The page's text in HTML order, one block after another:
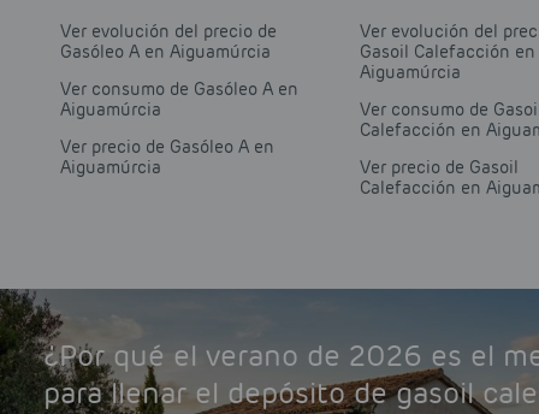
Ver evolución del precio de
Gasóleo A en Aiguamúrcia
Ver consumo de Gasóleo A en
Aiguamúrcia
Ver precio de Gasóleo A en
Aiguamúrcia
Ver evolución del
Gasoil Calefacción en
Aiguamúrcia
Ver consumo de
Calefacción en
Ver precio de Gasoil
Calefacción en
¿Por qué el verano de 2026 es el
para llenar el depósito de gasoil